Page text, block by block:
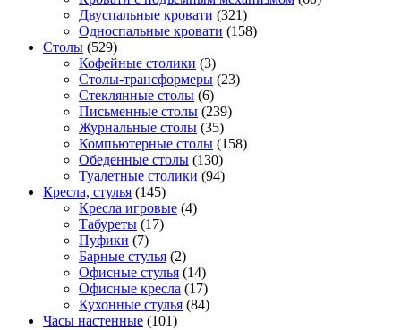
Двуспальные кровати (321)
Односпальные кровати (158)
Столы (529)
Кофейные столики (3)
Столы-трансформеры (23)
Стеклянные столы (6)
Письменные столы (239)
Журнальные столы (35)
Компьютерные столы (158)
Обеденные столы (130)
Туалетные столики (94)
Кресла, стулья (145)
Кресла игровые (4)
Табуреты (17)
Пуфики (7)
Барные стулья (2)
Офисные стулья (14)
Офисные кресла (17)
Кухонные стулья (84)
Часы настенные (101)